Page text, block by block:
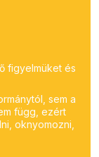
figyelmüket és
sem a
függ, ezért
oknyomozni,